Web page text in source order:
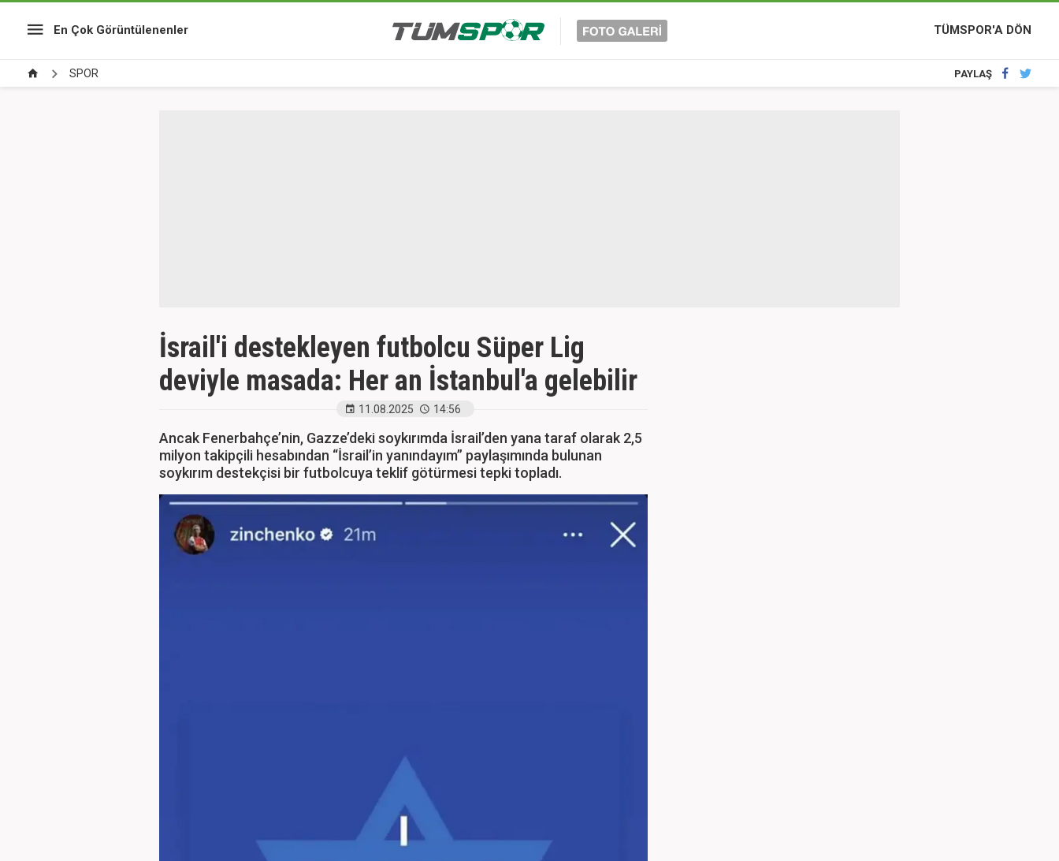
En Çok Görüntülenenler TÜMSPOR'A DÖN
SPOR PAYLAŞ
İsrail'i destekleyen futbolcu Süper Lig
deviyle masada: Her an İstanbul'a gelebilir
11.08.2025 14:56
Ancak Fenerbahçe’nin, Gazze’deki soykırımda İsrail’den yana taraf olarak 2,5
milyon takipçili hesabından “İsrail’in yanındayım” paylaşımında bulunan
soykırım destekçisi bir futbolcuya teklif götürmesi tepki topladı.